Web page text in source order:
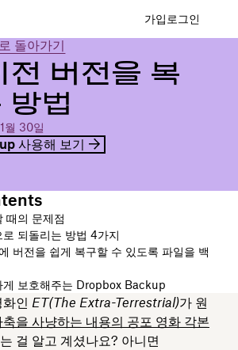
가입 로그인
돌아가기
전 버전을 복
방법
월 30일
사용해 보기
때의 문제점
되돌리는 방법 4가지
버전을 쉽게 복구할 수 있도록 파일을 백
게 보호해주는 Dropbox Backup
인 ET(The Extra-Terrestrial)가 원
을 사냥하는 내용의 공포 영화 각본
걸 알고 계셨나요? 아니면